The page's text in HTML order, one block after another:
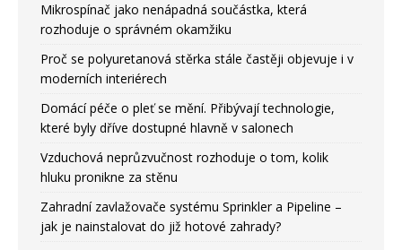
Mikrospínač jako nenápadná součástka, která
rozhoduje o správném okamžiku
Proč se polyuretanová stěrka stále častěji objevuje i v
moderních interiérech
Domácí péče o pleť se mění. Přibývají technologie,
které byly dříve dostupné hlavně v salonech
Vzduchová neprůzvučnost rozhoduje o tom, kolik
hluku pronikne za stěnu
Zahradní zavlažovače systému Sprinkler a Pipeline –
jak je nainstalovat do již hotové zahrady?